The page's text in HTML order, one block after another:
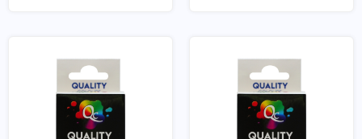
bir şekilde çalışıyor olması cihaz performansını etkileyecektir.
Ayrıca ürünlerin muadillerinin kullanılması da cihazın ömrünü
kısaltacak ya da cihazınızda arızaya sebep olacaktır. Bu
sebeple tüm Brother yazıcı sarf malzemeleri orijinal olarak
tercih edilmelidir.